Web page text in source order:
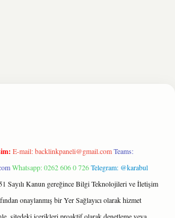
E-mail:backlinkpaneli@gmail.com Teams:
Whatsapp: 0262 606 0 726Telegram: @karabul
Sayılı Kanun gereğince Bilgi Teknolojileri ve İletişim
onaylanmış bir Yer Sağlayıcı olarak hizmet